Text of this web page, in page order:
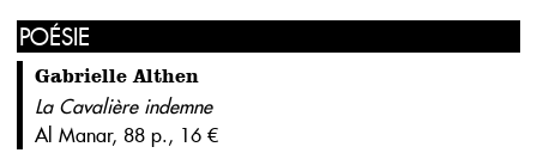
POÉSIE
Gabrielle Althen
La Cavalière indemne
Al Manar, 88 p., 16 €